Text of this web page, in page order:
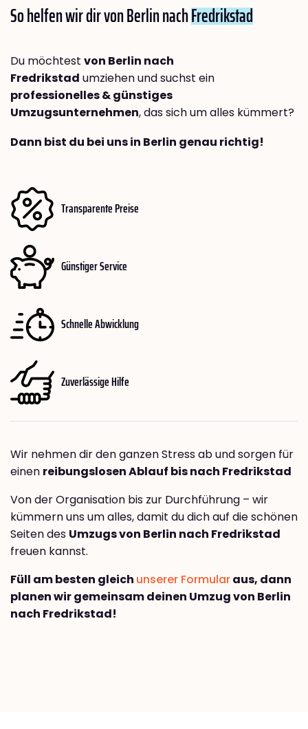
So helfen wir dir von Berlin nachFredrikstad
Du möchtest von Berlin nach
Fredrikstad umziehen und suchst ein
professionelles & günstiges
Umzugsunternehmen, das sich um alles kümmert?
Dann bist du bei uns in Berlin genau richtig!
Transparente Preise
Günstiger Service
Schnelle Abwicklung
Zuverlässige Hilfe
Wir nehmen dir den ganzen Stress ab und sorgen für
einen reibungslosen Ablauf bis nach Fredrikstad
Von der Organisation bis zur Durchführung – wir
kümmern uns um alles, damit du dich auf die schönen
Seiten des Umzugs von Berlin nach Fredrikstad
freuen kannst.
Füll am besten gleich unserer Formularaus, dann
planen wir gemeinsam deinen Umzug von Berlin
nach Fredrikstad!